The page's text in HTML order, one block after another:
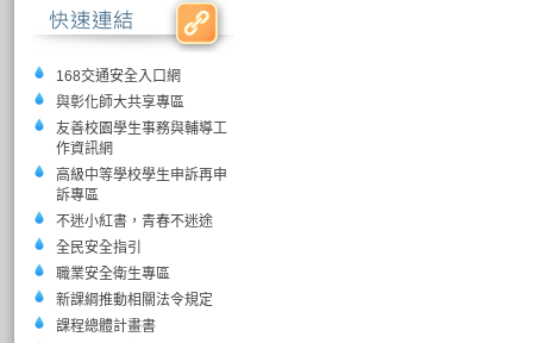
168交通安全入口網
與彰化師大共享專區
友善校園學生事務與輔導工
作資訊網
高級中等學校學生申訴再申
訴專區
不迷小紅書，青春不迷途
全民安全指引
職業安全衛生專區
新課綱推動相關法令規定
課程總體計畫書